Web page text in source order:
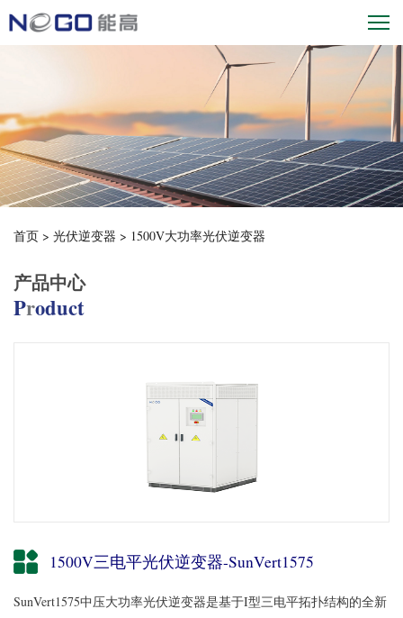
首页 > 光伏逆变器 > 1500V大功率光伏逆变器
产品中心
Product
1500V三电平光伏逆变器-SunVert1575
SunVert1575中压大功率光伏逆变器是基于I型三电平拓扑结构的全新